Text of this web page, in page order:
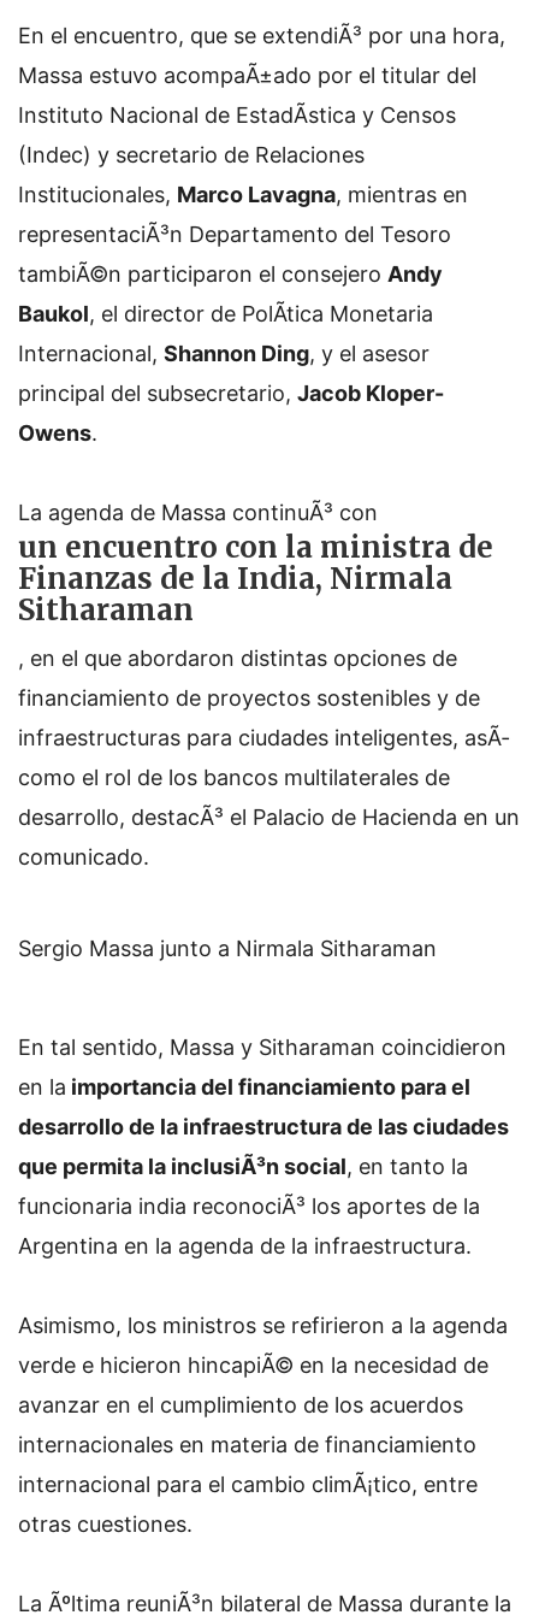
En el encuentro, que se extendiÃ³ por una hora,
Massa estuvo acompaÃ±ado por el titular del
Instituto Nacional de EstadÃ­stica y Censos
(Indec) y secretario de Relaciones
Institucionales, Marco Lavagna, mientras en
representaciÃ³n Departamento del Tesoro
tambiÃ©n participaron el consejero Andy
Baukol, el director de PolÃ­tica Monetaria
Internacional, Shannon Ding, y el asesor
principal del subsecretario, Jacob Kloper-
Owens.
La agenda de Massa continuÃ³ con
un encuentro con la ministra de
Finanzas de la India, Nirmala
Sitharaman
, en el que abordaron distintas opciones de
financiamiento de proyectos sostenibles y de
infraestructuras para ciudades inteligentes, asÃ­
como el rol de los bancos multilaterales de
desarrollo, destacÃ³ el Palacio de Hacienda en un
comunicado.
Sergio Massa junto a Nirmala Sitharaman
En tal sentido, Massa y Sitharaman coincidieron
en la importancia del financiamiento para el
desarrollo de la infraestructura de las ciudades
que permita la inclusiÃ³n social, en tanto la
funcionaria india reconociÃ³ los aportes de la
Argentina en la agenda de la infraestructura.
Asimismo, los ministros se refirieron a la agenda
verde e hicieron hincapiÃ© en la necesidad de
avanzar en el cumplimiento de los acuerdos
internacionales en materia de financiamiento
internacional para el cambio climÃ¡tico, entre
otras cuestiones.
La Ãºltima reuniÃ³n bilateral de Massa durante la